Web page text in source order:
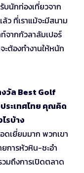
บนักท่องเที่ยวจาก
ว ที่เราแม้จะมีสนาม
จากกัวลาลัมเปอร์
ต้องทำงานให้หนัก
งวัล Best Golf
ระเทศไทย คุณคิด
รบ้าง
เยี่ยมมาก พวกเขา
ยการหัวหิน-ชะอำ
มถึงการเปิดตลาด